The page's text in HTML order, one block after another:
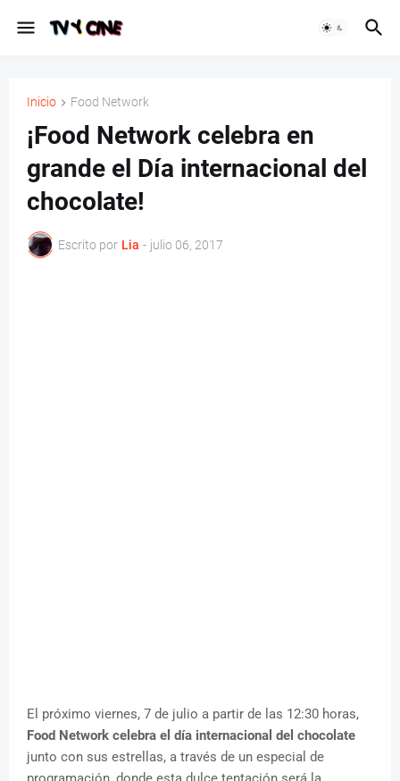
Inicio Food Network
¡Food Network celebra en
grande el Día internacional del
chocolate!
Escrito por Lia - julio 06, 2017
El próximo viernes, 7 de julio a partir de las 12:30 horas,
Food Network celebra el día internacional del chocolate
junto con sus estrellas, a través de un especial de